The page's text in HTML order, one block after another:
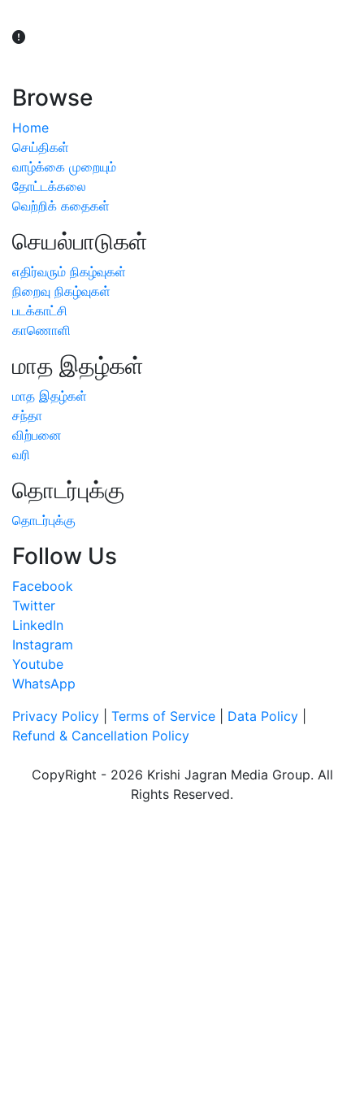
Browse
Home
செய்திகள்
வாழ்க்கை முறையும்
தோட்டக்கலை
வெற்றிக் கதைகள்
செயல்பாடுகள்
எதிர்வரும் நிகழ்வுகள்
நிறைவு நிகழ்வுகள்
படக்காட்சி
காணொளி
மாத இதழ்கள்
மாத இதழ்கள்
சந்தா
விற்பனை
வரி
தொடர்புக்கு
தொடர்புக்கு
Follow Us
Facebook
Twitter
LinkedIn
Instagram
Youtube
WhatsApp
Privacy Policy
Terms of Service Data Policy
Refund & Cancellation Policy
CopyRight - 2026 Krishi Jagran Media Group. All
Rights Reserved.